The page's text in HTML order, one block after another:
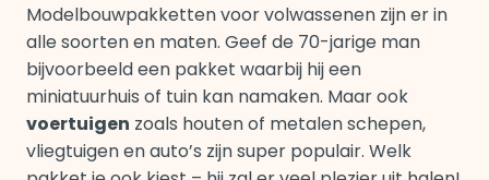
Modelbouwpakketten voor volwassenen zijn er in
alle soorten en maten. Geef de 70-jarige man
bijvoorbeeld een pakket waarbij hij een
miniatuurhuis of tuin kan namaken. Maar ook
voertuigen zoals houten of metalen schepen,
vliegtuigen en auto’s zijn super populair. Welk